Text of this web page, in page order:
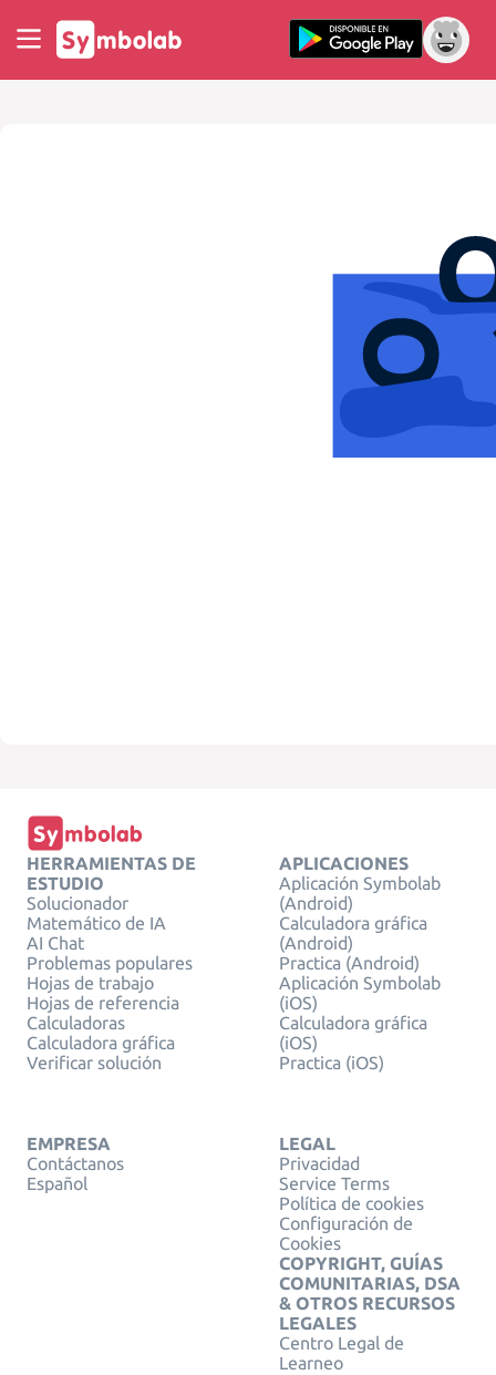
HERRAMIENTAS DE
ESTUDIO
Solucionador
Matemático de IA
AI Chat
Problemas populares
Hojas de trabajo
Hojas de referencia
Calculadoras
Calculadora gráfica
Verificar solución
APLICACIONES
Aplicación Symbolab
(Android)
Calculadora gráfica
(Android)
Practica (Android)
Aplicación Symbolab
(iOS)
Calculadora gráfica
(iOS)
Practica (iOS)
EMPRESA
Contáctanos
Español
LEGAL
Privacidad
Service Terms
Política de cookies
Configuración de
Cookies
COPYRIGHT, GUÍAS
COMUNITARIAS, DSA
& OTROS RECURSOS
LEGALES
Centro Legal de
Learneo